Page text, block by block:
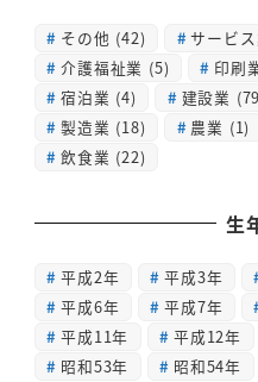
その他 (42) サービ
介護福祉業 (5) 印刷
宿泊業 (4) 建設業
製造業 (18) 農業 (1)
飲食業 (22)
生
平成2年 平成3年
平成6年
平成7年
平成11年
平成12年
昭和53年
昭和54年